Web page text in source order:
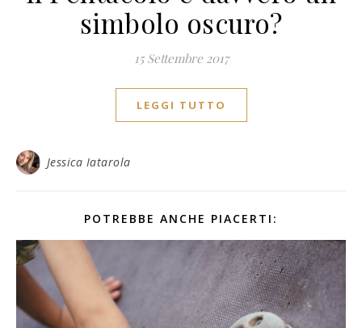
simbolo oscuro?
15 Settembre 2017
LEGGI TUTTO
Jessica Iatarola
POTREBBE ANCHE PIACERTI: